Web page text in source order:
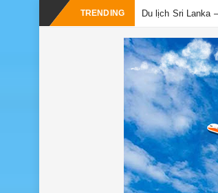
TRENDING
Du lịch Sri Lanka